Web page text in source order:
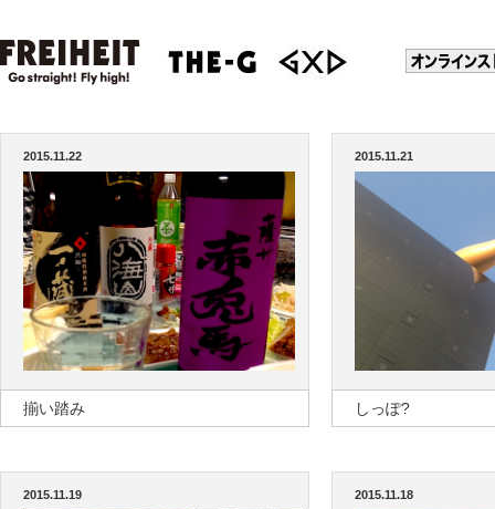
2015.11.22
揃い踏み
2015.11.21
しっぽ?
2015.11.19 2015.11.18